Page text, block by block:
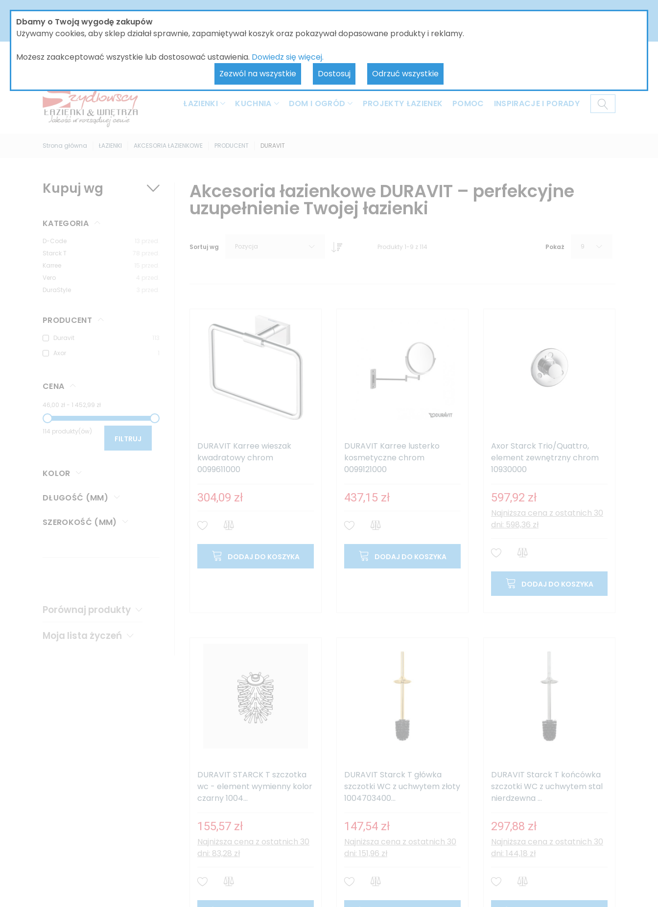
Dbamy o Twoją wygodę zakupów
Używamy cookies, aby sklep działał sprawnie, zapamiętywał koszyk oraz pokazywał dopasowane produkty i reklamy.
Możesz zaakceptować wszystkie lub dostosować ustawienia. Dowiedz się więcej.
Zezwól na wszystkie
Dostosuj Odrzuć wszystkie
W dniach od 30.07 do dnia 08.08.2026 nasze biuro będzie nieczynne - kontakt tylko poprzez e-mail. Zamówienia złożone w naszym sklepie online będą przyjmowane
bez zmian, jednak wszystkie wysyłki będą realizowane od 10.06.2026. Przepraszamy za wszelkie niedogodności i dziękujemy za Państwa wyrozumiałość .
ŁAZIENKI KUCHNIA DOM I OGRÓD PROJEKTY ŁAZIENEK POMOC INSPIRACJE I PORADY
Strona główna ŁAZIENKI AKCESORIA ŁAZIENKOWE PRODUCENT DURAVIT
Akcesoria łazienkowe DURAVIT – perfekcyjne
uzupełnienie Twojej łazienki
Sortuj wg Pozycja Produkty 1-9 z 114 Pokaż 9
DURAVIT Karree wieszak
kwadratowy chrom
0099611000
304,09 zł
DODAJ DO KOSZYKA
DURAVIT Karree lusterko
kosmetyczne chrom
0099121000
437,15 zł
DODAJ DO KOSZYKA
Axor Starck Trio/Quattro,
element zewnętrzny chrom
10930000
597,92 zł
Najniższa cena z ostatnich 30
dni: 598,36 zł
DODAJ DO KOSZYKA
DURAVIT STARCK T szczotka
wc - element wymienny kolor
czarny 1004...
155,57 zł
Najniższa cena z ostatnich 30
dni: 83,28 zł
DURAVIT Starck T główka
szczotki WC z uchwytem złoty
1004703400...
147,54 zł
Najniższa cena z ostatnich 30
dni: 151,96 zł
DURAVIT Starck T końcówka
szczotki WC z uchwytem stal
nierdzewna ...
297,88 zł
Najniższa cena z ostatnich 30
dni: 144,18 zł
Kupuj wg
KATEGORIA
D-Code
Starck T
Karree
Vero
DuraStyle
PRODUCENT
Duravit
Axor
CENA
46,00 zł - 1 452,99 zł
114 produkty(ów)
FILTRUJ
KOLOR
DŁUGOŚĆ (MM)
SZEROKOŚĆ (MM)
Porównaj produkty
Moja lista życzeń